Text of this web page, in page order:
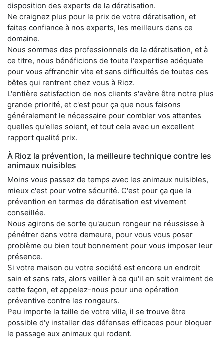
disposition des experts de la dératisation.
Ne craignez plus pour le prix de votre dératisation, et
faites confiance à nos experts, les meilleurs dans ce
domaine.
Nous sommes des professionnels de la dératisation, et à
ce titre, nous bénéficions de toute l'expertise adéquate
pour vous affranchir vite et sans difficultés de toutes ces
bêtes qui rentrent chez vous à Rioz.
L'entière satisfaction de nos clients s'avère être notre plus
grande priorité, et c'est pour ça que nous faisons
généralement le nécessaire pour combler vos attentes
quelles qu'elles soient, et tout cela avec un excellent
rapport qualité prix.
À Rioz la prévention, la meilleure technique contre les
animaux nuisibles
Moins vous passez de temps avec les animaux nuisibles,
mieux c'est pour votre sécurité. C'est pour ça que la
prévention en termes de dératisation est vivement
conseillée.
Nous agirons de sorte qu'aucun rongeur ne réussisse à
pénétrer dans votre demeure, pour vous vous poser
problème ou bien tout bonnement pour vous imposer leur
présence.
Si votre maison ou votre société est encore un endroit
sain et sans rats, alors veiller à ce qu'il en soit vraiment de
cette façon, et appelez-nous pour une opération
préventive contre les rongeurs.
Peu importe la taille de votre villa, il se trouve être
possible d'y installer des défenses efficaces pour bloquer
le passage aux animaux qui rodent.